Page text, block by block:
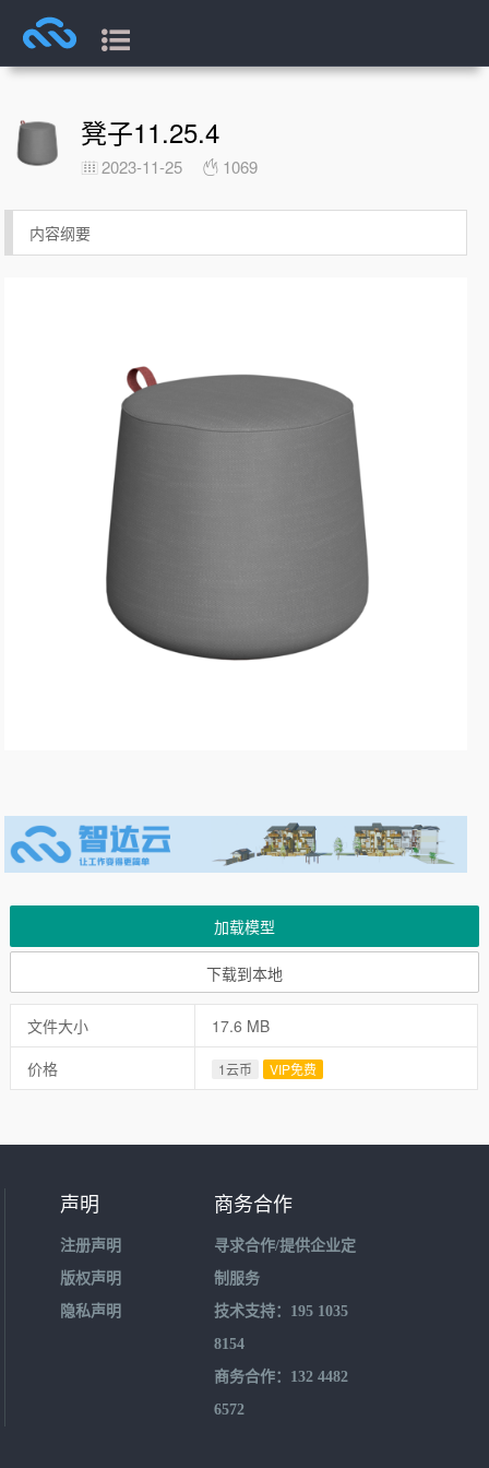
凳子11.25.4
2023-11-25 1069
内容纲要
加载模型
下载到本地
文件大小
17.6 MB
价格
1云币 VIP免费
声明
注册声明
版权声明
隐私声明
商务合作
寻求合作/提供企业定
制服务
技术支持：195 1035
8154
商务合作：132 4482
6572